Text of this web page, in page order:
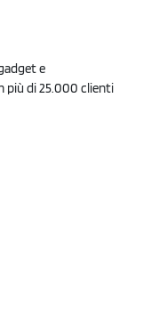
e
più di 25.000 clienti